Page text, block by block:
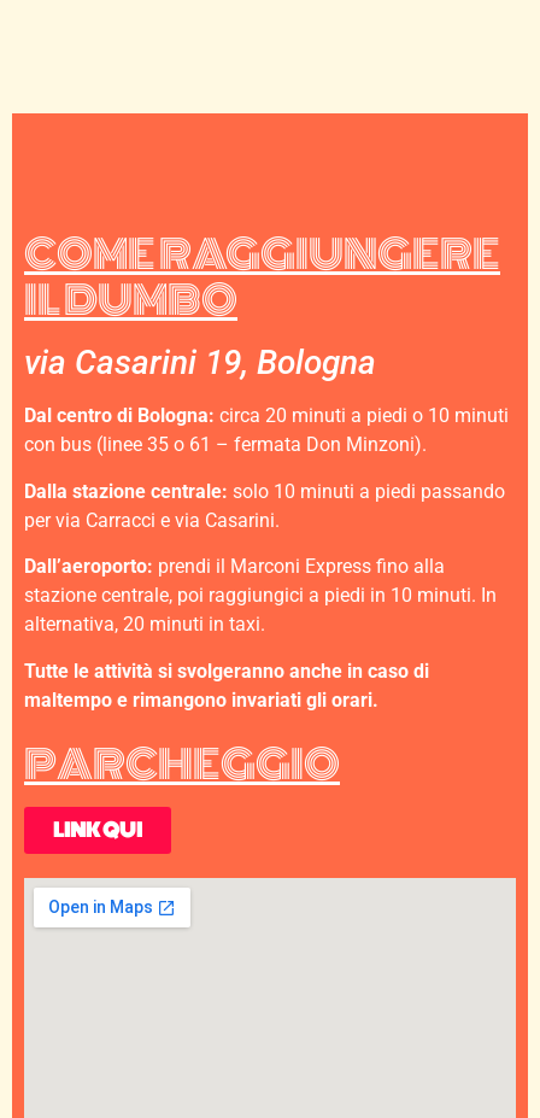
COME RAGGIUNGERE
IL DUMBO
via Casarini 19, Bologna
Dal centro di Bologna: circa 20 minuti a piedi o 10 minuti
con bus (linee 35 o 61 – fermata Don Minzoni).
Dalla stazione centrale: solo 10 minuti a piedi passando
per via Carracci e via Casarini.
Dall’aeroporto: prendi il Marconi Express fino alla
stazione centrale, poi raggiungici a piedi in 10 minuti. In
alternativa, 20 minuti in taxi.
Tutte le attività si svolgeranno anche in caso di
maltempo e rimangono invariati gli orari.
PARCHEGGIO
LINK QUI